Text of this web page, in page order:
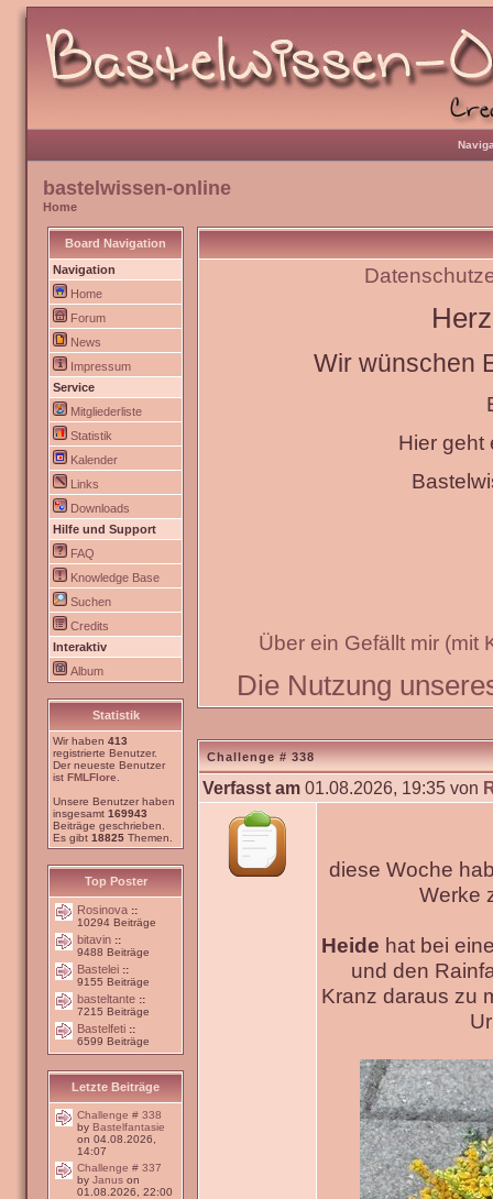
bastelwissen-online
Home
Board Navigation
Navigation
Home
Forum
News
Impressum
Service
Mitgliederliste
Statistik
Kalender
Links
Downloads
Hilfe und Support
FAQ
Knowledge Base
Suchen
Credits
Interaktiv
Album
Statistik
Wir haben 413
registrierte Benutzer.
Der neueste Benutzer
ist FMLFlore
Unsere Benutzer haben
insgesamt 169943
Beiträge geschrieben.
Es gibt 18825 Themen.
Top Poster
Rosinova ::
10294 Beiträge
bitavin ::
9488 Beiträge
Bastelei ::
9155 Beiträge
basteltante ::
7215 Beiträge
Bastelfeti ::
6599 Beiträge
Letzte Beiträge
Challenge # 338
by Bastelfantasie
on 04.08.2026,
14:07
Challenge # 337
by Janus on
01.08.2026, 22:00
Wir wünschen
Hier geht
Über ein Gefällt mir (mit
Die Nutzung
Challenge # 338
Verfasst am 01.08.2026, 19:35 von
diese Woche
Werke
Heide hat bei
und den
Kranz daraus zu